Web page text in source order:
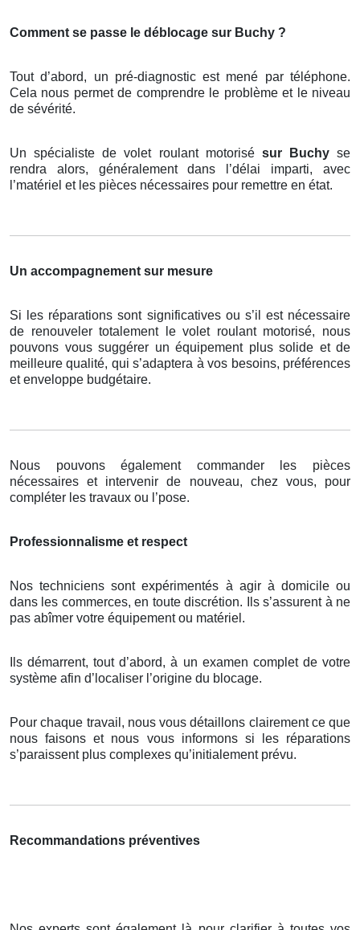
Comment se passe le déblocage sur Buchy ?
Tout d’abord, un pré-diagnostic est mené par téléphone.
Cela nous permet de comprendre le problème et le niveau
de sévérité.
Un spécialiste de volet roulant motorisé sur Buchy se
rendra alors, généralement dans l’délai imparti, avec
l’matériel et les pièces nécessaires pour remettre en état.
Un accompagnement sur mesure
Si les réparations sont significatives ou s’il est nécessaire
de renouveler totalement le volet roulant motorisé, nous
pouvons vous suggérer un équipement plus solide et de
meilleure qualité, qui s’adaptera à vos besoins, préférences
et enveloppe budgétaire.
Nous pouvons également commander les pièces
nécessaires et intervenir de nouveau, chez vous, pour
compléter les travaux ou l’pose.
Professionnalisme et respect
Nos techniciens sont expérimentés à agir à domicile ou
dans les commerces, en toute discrétion. Ils s’assurent à ne
pas abîmer votre équipement ou matériel.
Ils démarrent, tout d’abord, à un examen complet de votre
système afin d’localiser l’origine du blocage.
Pour chaque travail, nous vous détaillons clairement ce que
nous faisons et nous vous informons si les réparations
s’paraissent plus complexes qu’initialement prévu.
Recommandations préventives